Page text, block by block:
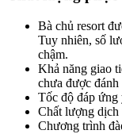
Bà chủ resort
Tuy nhiên, số
chậm.
Khả năng giao
chưa được đánh
Tốc độ đáp ứng
Chất lượng dịch
Chương trình